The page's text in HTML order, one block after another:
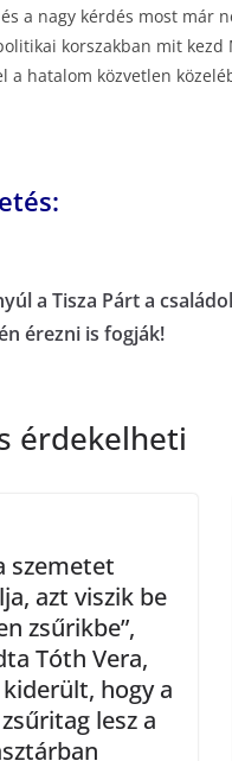
a nagy kérdés most már
korszakban mit kezd
a hatalom közvetlen
a Tisza Párt a
érezni is fogják!
érdekelheti
szemetet
azt viszik be
zsűrikbe”,
Tóth Vera,
hogy a
lesz a